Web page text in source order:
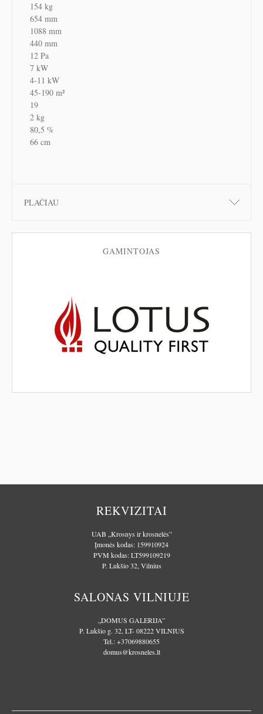
154 kg
654 mm
1088 mm
440 mm
12 Pa
7 kW
4-11 kW
45-190 m²
19
2 kg
80,5 %
66 cm
PLAČIAU
GAMINTOJAS
REKVIZITAI
UAB „Krosnys ir krosnelės”
Įmonės kodas: 159910924
PVM kodas: LT599109219
P. Lukšio 32, Vilnius
SALONAS VILNIUJE
„DOMUS GALERIJA”
P. Lukšio g. 32, LT- 08222 VILNIUS
Tel.:+37069880655
domus@krosneles.lt